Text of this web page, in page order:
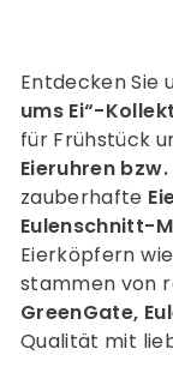
Entdecken Sie
ums Ei“-
für Frühstück
Eieruhren bzw.
zauberhafte
Eulenschnitt-
Eierköpfern wie
stammen von
GreenGate,
Qualität mit